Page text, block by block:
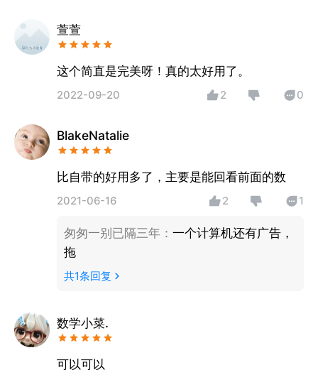
萱萱
这个简直是完美呀！真的太好用了。
2022-09-20 2 0
BlakeNatalie
比自带的好用多了，主要是能回看前面的数
2021-06-16 2 1
匆匆一别已隔三年： 一个计算机还有广告，
拖
共1条回复
数学小菜.
可以可以